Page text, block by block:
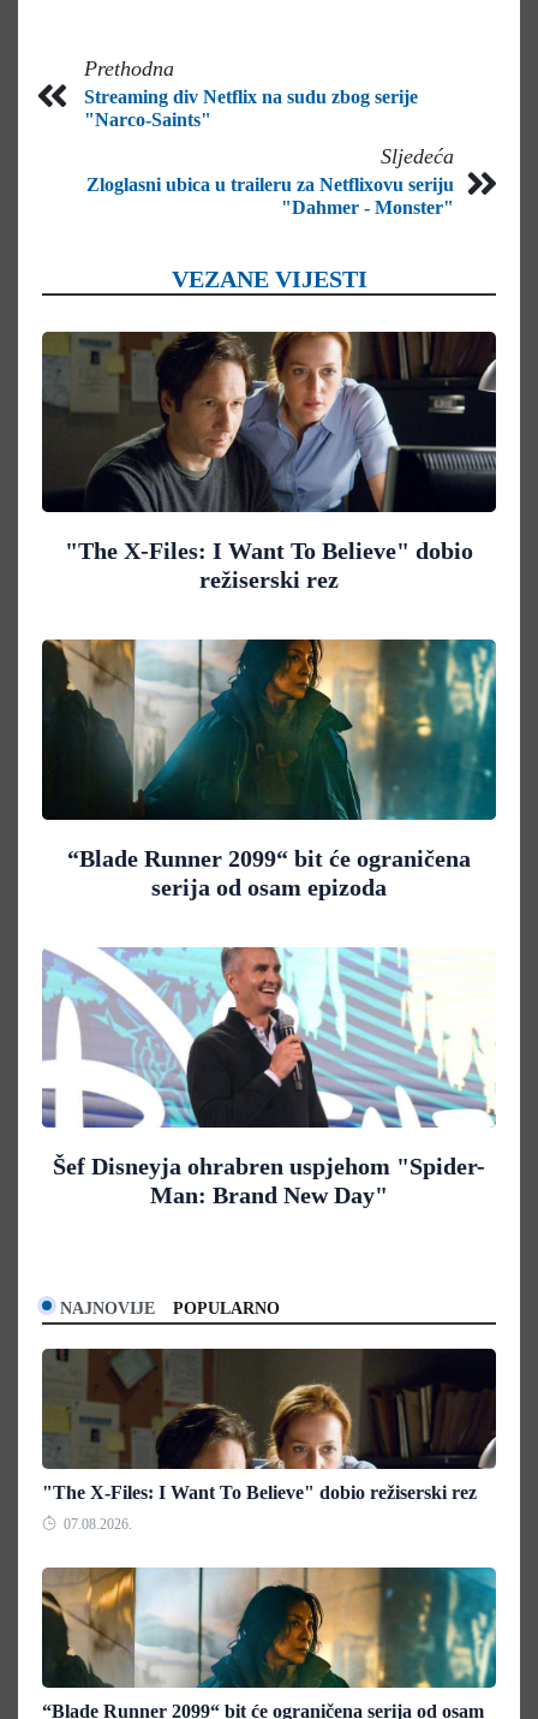
Prethodna
Streaming div Netflix na sudu zbog serije
"Narco-Saints"
Sljedeća
Zloglasni ubica u traileru za Netflixovu seriju
"Dahmer - Monster"
VEZANE VIJESTI
"The X-Files: I Want To Believe" dobio
režiserski rez
“Blade Runner 2099“ bit će ograničena
serija od osam epizoda
Šef Disneyja ohrabren uspjehom "Spider-
Man: Brand New Day"
NAJNOVIJE POPULARNO
"The X-Files: I Want To Believe" dobio režiserski rez
07.08.2026.
“Blade Runner 2099“ bit će ograničena serija od osam